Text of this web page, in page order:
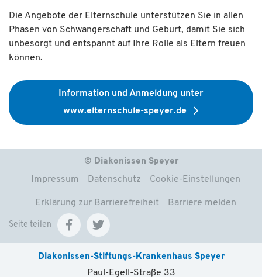
Die Angebote der Elternschule unterstützen Sie in allen
Phasen von Schwangerschaft und Geburt, damit Sie sich
unbesorgt und entspannt auf Ihre Rolle als Eltern freuen
können.
Information und Anmeldung unter
www.elternschule-speyer.de
© Diakonissen Speyer
Impressum Datenschutz Cookie-Einstellungen
Erklärung zur Barrierefreiheit Barriere melden
Seite teilen
Diakonissen-Stiftungs-Krankenhaus Speyer
Paul-Egell-Straße 33